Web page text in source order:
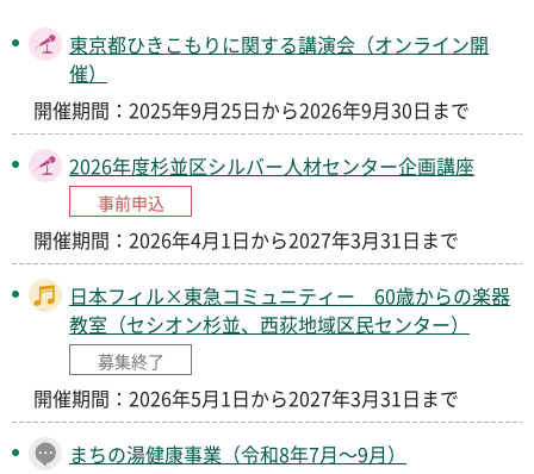
東京都ひきこもりに関する講演会（オンライン開
催）
開催期間：2025年9月25日から2026年9月30日まで
2026年度杉並区シルバー人材センター企画講座
事前申込
開催期間：2026年4月1日から2027年3月31日まで
日本フィル×東急コミュニティー 60歳からの楽器
教室（セシオン杉並、西荻地域区民センター）
募集終了
開催期間：2026年5月1日から2027年3月31日まで
まちの湯健康事業（令和8年7月～9月）